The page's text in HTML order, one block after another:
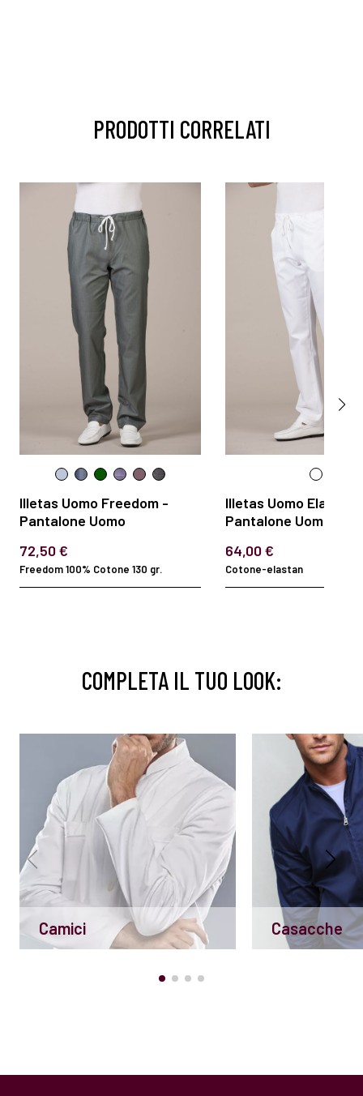
PRODOTTI CORRELATI
Illetas Uomo Freedom -
Pantalone Uomo
72,50 €
Freedom 100% Cotone 130 gr.
Illetas Uomo Elastan
Pantalone Uomo
64,00 €
Cotone-elastan
COMPLETA IL TUO LOOK:
Camici Casacche